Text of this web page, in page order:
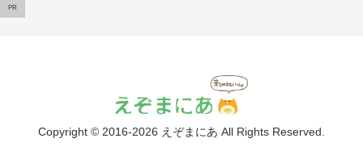
PR
Copyright © 2016-2026 えぞまにあ All Rights Reserved.